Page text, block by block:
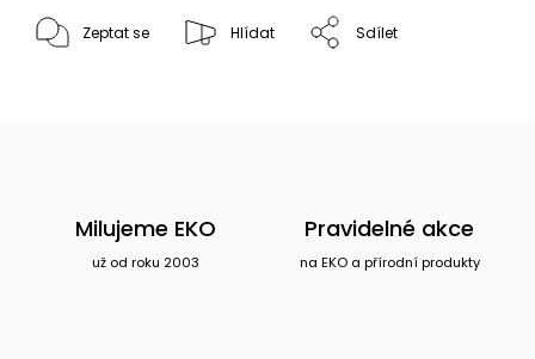
Zeptat se Hlídat Sdílet
Milujeme EKO
už od roku 2003
Pravidelné akce
na EKO a přírodní produkty